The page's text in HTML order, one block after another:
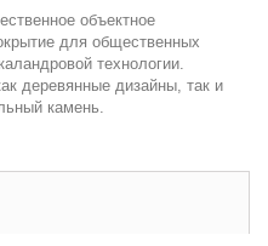
объектное
для общественных
технологии.
деревянные дизайны, так и
камень.